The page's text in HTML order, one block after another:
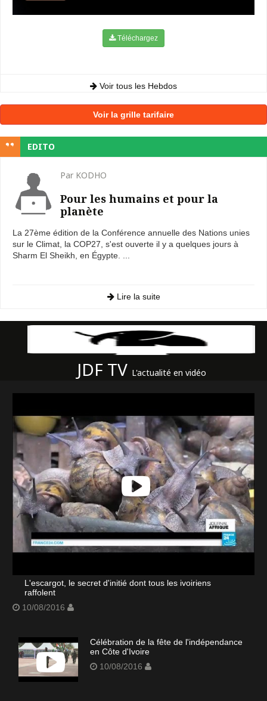
Téléchargez
Voir tous les Hebdos
Voir la grille tarifaire
EDITO
Par KODHO
Pour les humains et pour la
planète
La 27ème édition de la Conférence annuelle des Nations unies
sur le Climat, la COP27, s'est ouverte il y a quelques jours à
Sharm El Sheikh, en Égypte. ...
Lire la suite
JDF TV L'actualité en vidéo
L'escargot, le secret d'initié dont tous les ivoiriens
raffolent
10/08/2016
Célébration de la fête de l'indépendance
en Côte d'Ivoire
10/08/2016